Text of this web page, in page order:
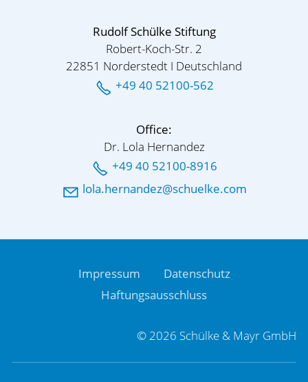
Rudolf Schülke Stiftung
Robert-Koch-Str. 2
22851 Norderstedt I Deutschland
+49 40 52100-562
Office:
Dr. Lola Hernandez
+49 40 52100-8916
l l h rn nd z sch lk c m
Impressum
Datenschutz
Haftungsausschluss
© 2026 Schülke & Mayr GmbH